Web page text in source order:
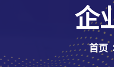
企
首页